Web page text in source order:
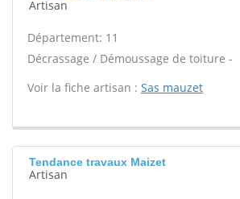
Artisan
Département: 11
Décrassage / Démoussage de toiture -
Voir la fiche artisan : Sas mauzet
Tendance travaux Maizet
Artisan